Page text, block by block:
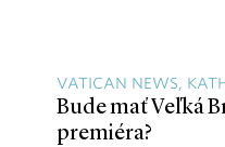
VATICAN NEWS,
Bude mať Veľká
premiéra?